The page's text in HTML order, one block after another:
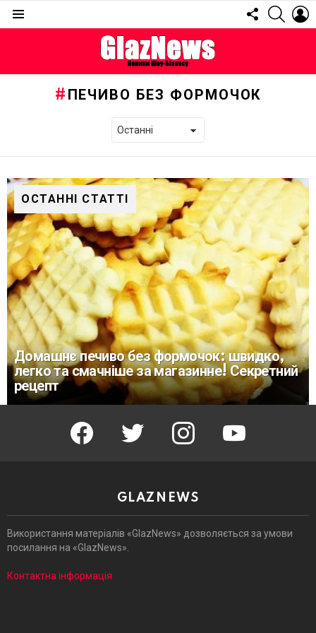
FOLLOW
US
ПЕЧИВО БЕЗ ФОРМОЧОК
ОСТАННІ СТАТТІ
Домашнє печиво без формочок: швидко,
легко та смачніше за магазинне! Секретний
рецепт
facebook twitter instagram youtube
GLAZNEWS
Використання матеріалів «GlazNews» дозволяється за умови
посилання на «GlazNews».
Контактна інформація